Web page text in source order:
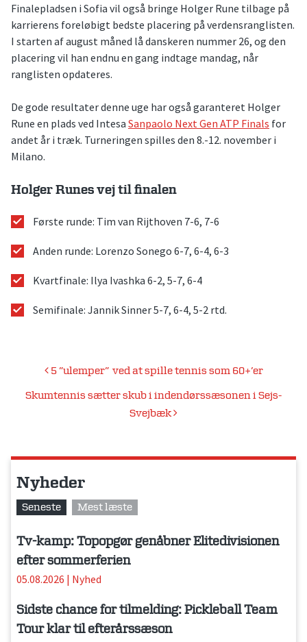
Finalepladsen i Sofia vil også bringe Holger Rune tilbage på
karrierens foreløbigt bedste placering på verdensranglisten.
I starten af august måned lå danskeren nummer 26, og den
placering vil han endnu en gang indtage mandag, når
ranglisten opdateres.
De gode resultater denne uge har også garanteret Holger
Rune en plads ved Intesa Sanpaolo Next Gen ATP Finals for
andet år i træk. Turneringen spilles den 8.-12. november i
Milano.
Holger Runes vej til finalen
Første runde: Tim van Rijthoven 7-6, 7-6
Anden runde: Lorenzo Sonego 6-7, 6-4, 6-3
Kvartfinale: Ilya Ivashka 6-2, 5-7, 6-4
Semifinale: Jannik Sinner 5-7, 6-4, 5-2 rtd.
Indlægsnavigation
5 ”ulemper” ved at spille tennis som 60+’er
Skumtennis sætter skub i indendørssæsonen i Sejs-
Svejbæk
Nyheder
Seneste Mest læste
Tv-kamp: Topopgør genåbner Elitedivisionen
efter sommerferien
05.08.2026 | Nyhed
Sidste chance for tilmelding: Pickleball Team
Tour klar til efterårssæson